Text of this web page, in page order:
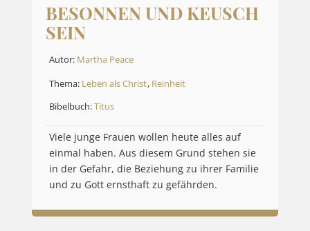
BESONNEN UND KEUSCH
SEIN
Autor: Martha Peace
Thema: Leben als Christ, Reinheit
Bibelbuch:Titus
Viele junge Frauen wollen heute alles auf
einmal haben. Aus diesem Grund stehen sie
in der Gefahr, die Beziehung zu ihrer Familie
und zu Gott ernsthaft zu gefährden.